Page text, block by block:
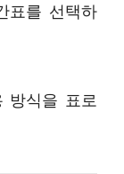
표를 선택하
방식을 표로